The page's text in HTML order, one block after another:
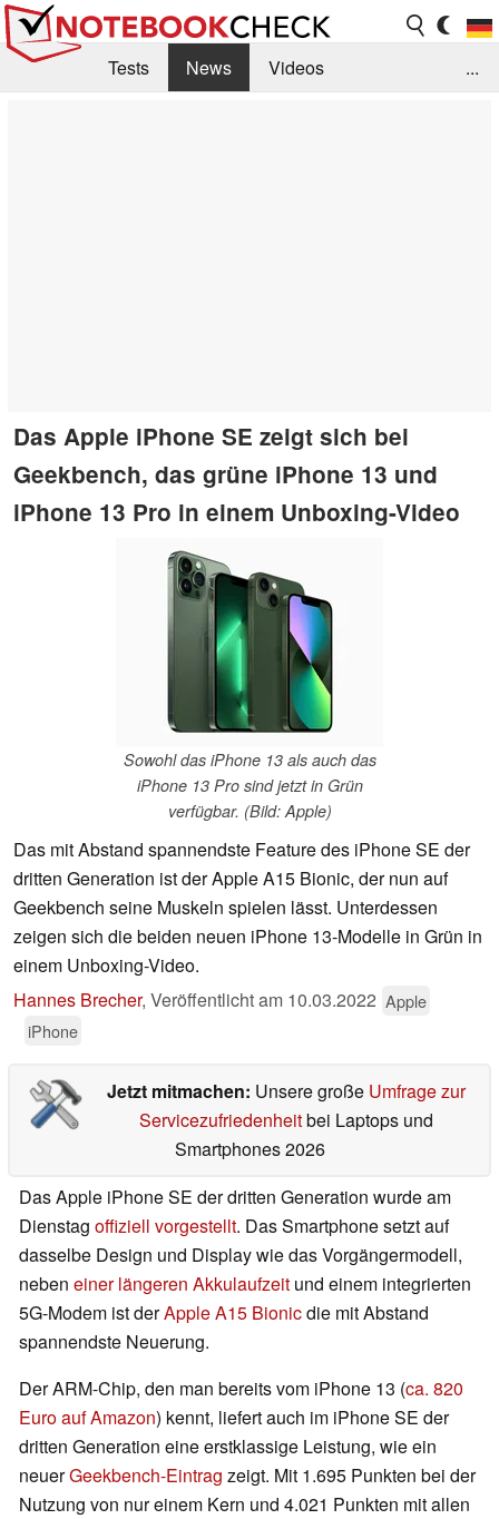
Tests News
Videos
...
Das Apple iPhone SE zeigt sich bei
Geekbench, das grüne iPhone 13 und
iPhone 13 Pro in einem Unboxing-Video
Sowohl das iPhone 13 als auch das
iPhone 13 Pro sind jetzt in Grün
verfügbar. (Bild: Apple)
Das mit Abstand spannendste Feature des iPhone SE der
dritten Generation ist der Apple A15 Bionic, der nun auf
Geekbench seine Muskeln spielen lässt. Unterdessen
zeigen sich die beiden neuen iPhone 13-Modelle in Grün in
einem Unboxing-Video.
Hannes Brecher, Veröffentlicht am 10.03.2022 Apple
iPhone
Jetzt mitmachen: Unsere große Umfrage zur
Servicezufriedenheitbei Laptops und
Smartphones 2026
Das Apple iPhone SE der dritten Generation wurde am
Dienstag offiziell vorgestellt. Das Smartphone setzt auf
dasselbe Design und Display wie das Vorgängermodell,
neben einer längeren Akkulaufzeit und einem integrierten
5G-Modem ist derApple A15 Bionicdie mit Abstand
spannendste Neuerung.
Der ARM-Chip, den man bereits vom iPhone 13 (ca. 820
Euro auf Amazon) kennt, liefert auch im iPhone SE der
dritten Generation eine erstklassige Leistung, wie ein
neuerGeekbench-Eintrag zeigt. Mit 1.695 Punkten bei der
Nutzung von nur einem Kern und 4.021 Punkten mit allen